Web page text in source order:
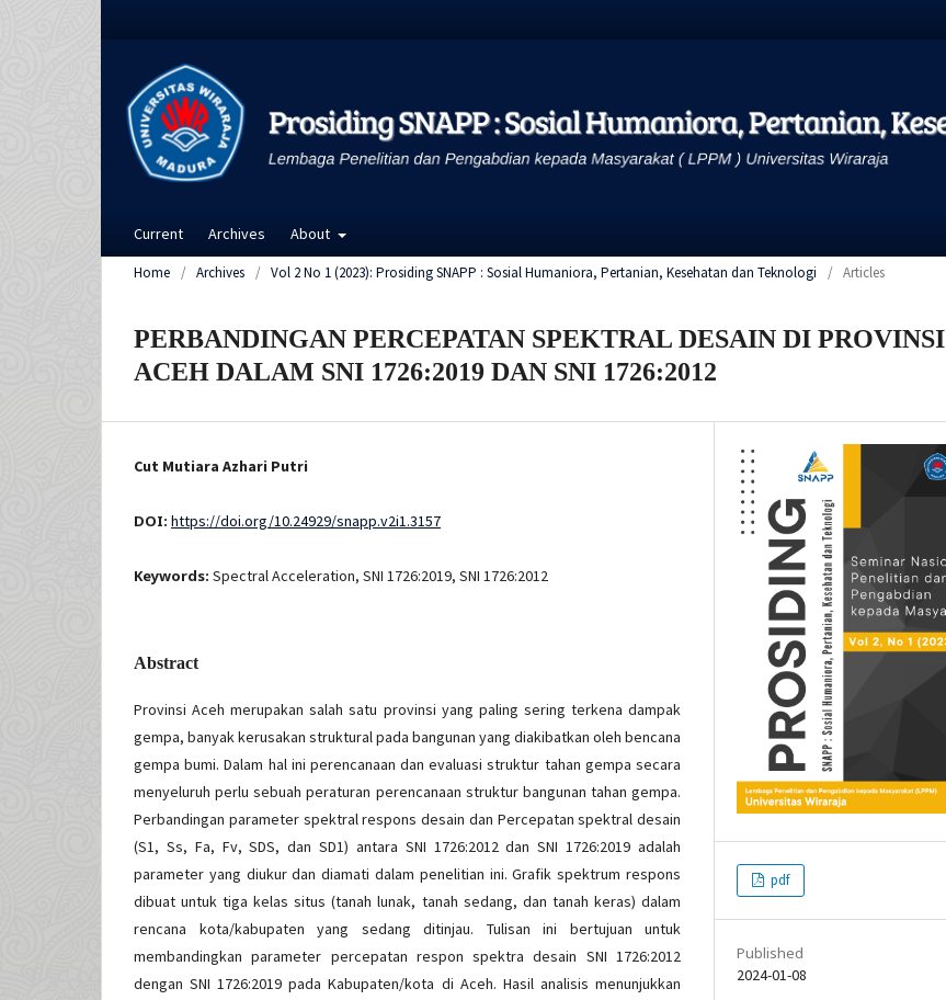
Current Archives About
Home / Archives / Vol 2 No 1 (2023): Prosiding SNAPP : Sosial Humaniora, Pertanian, Kesehatan dan Teknologi / Articles
PERBANDINGAN PERCEPATAN SPEKTRAL DESAIN DI PROVINSI
ACEH DALAM SNI 1726:2019 DAN SNI 1726:2012
Cut Mutiara Azhari Putri
DOI: https://doi.org/10.24929/snapp.v2i1.3157
Keywords: Spectral Acceleration, SNI 1726:2019, SNI 1726:2012
Abstract
Provinsi Aceh merupakan salah satu provinsi yang paling sering terkena dampak
gempa, banyak kerusakan struktural pada bangunan yang diakibatkan oleh bencana
gempa bumi. Dalam hal ini perencanaan dan evaluasi struktur tahan gempa secara
menyeluruh perlu sebuah peraturan perencanaan struktur bangunan tahan gempa.
Perbandingan parameter spektral respons desain dan Percepatan spektral desain
(S1, Ss, Fa, Fv, SDS, dan SD1) antara SNI 1726:2012 dan SNI 1726:2019 adalah
parameter yang diukur dan diamati dalam penelitian ini. Grafik spektrum respons
dibuat untuk tiga kelas situs (tanah lunak, tanah sedang, dan tanah keras) dalam
rencana kota/kabupaten yang sedang ditinjau. Tulisan ini bertujuan untuk
membandingkan parameter percepatan respon spektra desain SNI 1726:2012
dengan SNI 1726:2019 pada Kabupaten/kota di Aceh. Hasil analisis menunjukkan
pdf
Published
2024-01-08